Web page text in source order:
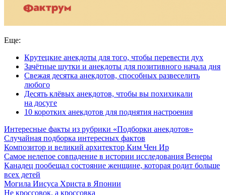
Еще:
Крутецкие анекдоты для того, чтобы перевести дух
Зачётные шутки и анекдоты для позитивного начала дня
Свежая десятка анекдотов, способных развеселить
любого
Десять клёвых анекдотов, чтобы вы похихикали
на досуге
10 коротких анекдотов для поднятия настроения
Интересные факты из рубрики «Подборки анекдотов»
Случайная подборка интересных фактов
Композитор и великий архитектор Ким Чен Ир
Самое нелепое совпадение в истории исследования Венеры
Канадец пообещал состояние женщине, которая родит больше
всех детей
Могила Иисуса Христа в Японии
Не кроссовок, а кроссовка